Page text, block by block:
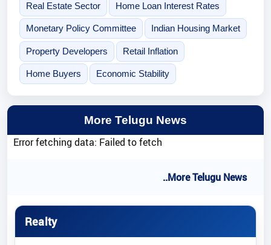
Real Estate Sector Home Loan Interest Rates
Monetary Policy Committee Indian Housing Market
Property Developers Retail Inflation
Home Buyers Economic Stability
More Telugu News
Error fetching data: Failed to fetch
..More Telugu News
Realty